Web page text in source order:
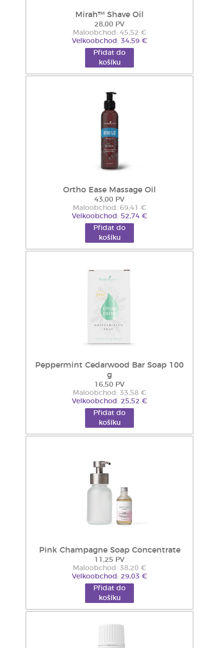
Mirah™ Shave Oil
28,00 PV
Maloobchod: 45,52 €
Velkoobchod: 34,59 €
Přidat do
košíku
Ortho Ease Massage Oil
43,00 PV
Maloobchod: 69,41 €
Velkoobchod: 52,74 €
Přidat do
košíku
Peppermint Cedarwood Bar Soap 100
g
16,50 PV
Maloobchod: 33,58 €
Velkoobchod: 25,52 €
Přidat do
košíku
Pink Champagne Soap Concentrate
11,25 PV
Maloobchod: 38,20 €
Velkoobchod: 29,03 €
Přidat do
košíku